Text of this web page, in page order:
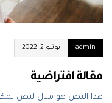
admin يونيو 2, 2022
مقالة افتراضية
هذا النص هو مثال لنص